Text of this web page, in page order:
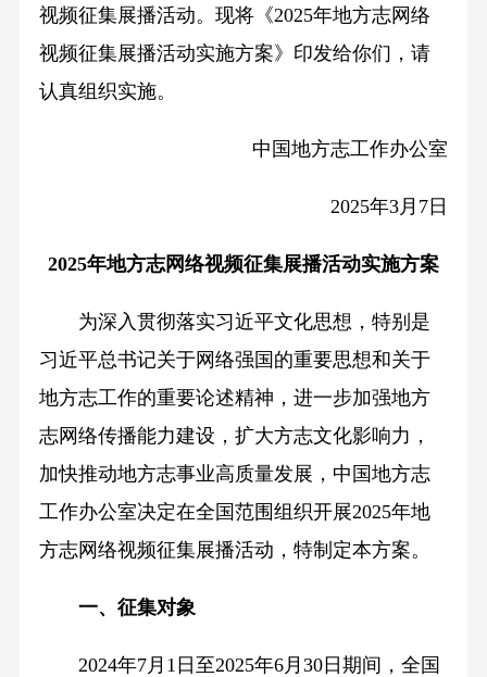
视频征集展播活动。现将《2025年地方志网络
视频征集展播活动实施方案》印发给你们，请
认真组织实施。
中国地方志工作办公室
2025年3月7日
2025年地方志网络视频征集展播活动实施方案
为深入贯彻落实习近平文化思想，特别是
习近平总书记关于网络强国的重要思想和关于
地方志工作的重要论述精神，进一步加强地方
志网络传播能力建设，扩大方志文化影响力，
加快推动地方志事业高质量发展，中国地方志
工作办公室决定在全国范围组织开展2025年地
方志网络视频征集展播活动，特制定本方案。
一、征集对象
2024年7月1日至2025年6月30日期间，全国